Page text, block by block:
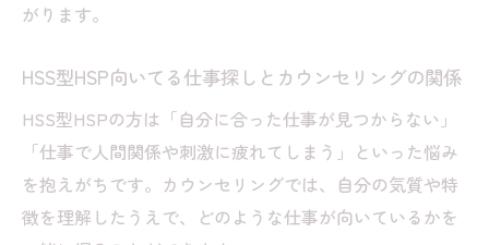
がります。
HSS型HSP向いてる仕事探しとカウンセリングの関係
HSS型HSPの方は「自分に合った仕事が見つからない」
「仕事で人間関係や刺激に疲れてしまう」といった悩み
を抱えがちです。カウンセリングでは、自分の気質や特
徴を理解したうえで、どのような仕事が向いているかを